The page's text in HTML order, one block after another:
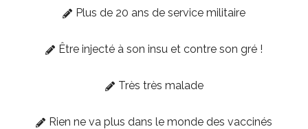
Plus de 20 ans de service militaire
Être injecté à son insu et contre son gré !
Très très malade
Rien ne va plus dans le monde des vaccinés